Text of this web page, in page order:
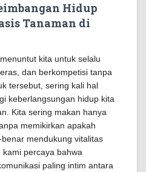
Hidup
Tanaman di
kita untuk selalu
dan berkompetisi tanpa
tersebut, sering kali hal
keberlangsungan hidup kita
Kita sering makan hanya
memikirkan apakah
mendukung vitalitas
percaya bahwa
paling intim antara